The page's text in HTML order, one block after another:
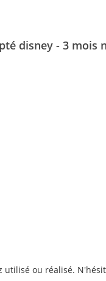
disney - 3 mois
utilisé ou réalisé.